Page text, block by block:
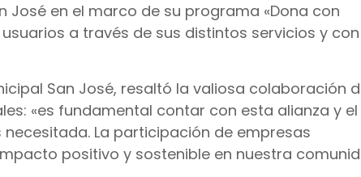
José en el marco de su programa «Dona con
a través de sus distintos servicios y
San José, resaltó la valiosa colaboración
«es fundamental contar con esta alianza y el
La participación de empresas
positivo y sostenible en nuestra